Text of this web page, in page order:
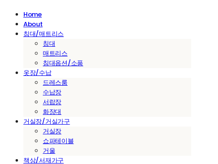
Home
About
침대/매트리스
침대
매트리스
침대옵션/소품
옷장/수납
드레스룸
수납장
서랍장
화장대
거실장/거실가구
거실장
쇼파테이블
거울
책상/서재가구